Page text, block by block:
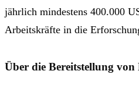
jährlich mindestens 400.000
Arbeitskräfte in die
Über die Bereitstellung von